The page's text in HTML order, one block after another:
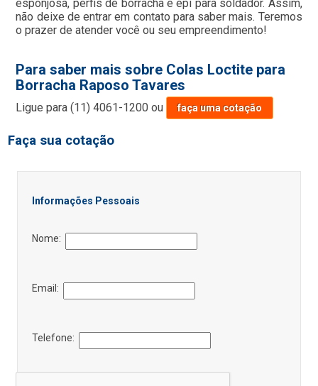
esponjosa, perfis de borracha e epi para soldador. Assim,
não deixe de entrar em contato para saber mais. Teremos
o prazer de atender você ou seu empreendimento!
Para saber mais sobre Colas Loctite para
Borracha Raposo Tavares
Ligue para(11) 4061-1200 ou faça uma cotação
Faça sua cotação
Informações Pessoais
Nome:
Email:
Telefone: